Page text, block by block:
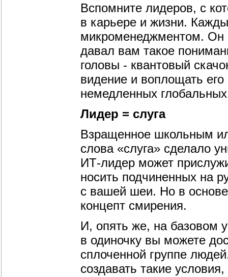
Вспомните лидеров, с
в карьере и жизни.
микроменеджментом. Он
давал вам такое
головы - квантовый
видение и воплощать
немедленных
Лидер = слуга
Взращенное школьным
слова «слуга» сделало
ИТ-лидер может
носить подчиненных на
с вашей шеи. Но в
концепт смирения.
И, опять же, на базовом
в одиночку вы можете
сплоченной группе
создавать такие